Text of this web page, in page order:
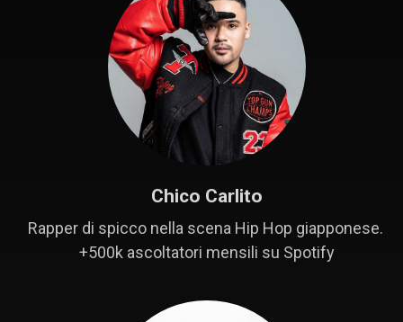
Chico Carlito
Rapper di spicco nella scena Hip Hop giapponese.
+500k ascoltatori mensili su Spotify